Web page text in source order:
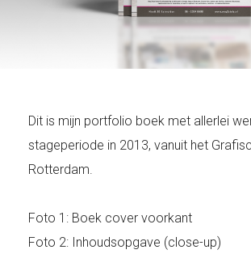
Dit is mijn portfolio boek met allerlei
stageperiode in 2013, vanuit het
Rotterdam.
Foto 1: Boek cover voorkant
Foto 2: Inhoudsopgave (close-up)